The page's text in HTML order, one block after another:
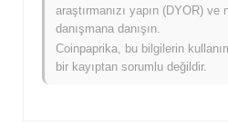
potential for the Nite Network to
blockchain projects.
Nite Network (NITE)
ve Piyasa Görüşleri
araştırmanızı yapın (DYOR) ve
danışmana danışın.
Coinpaprika, bu bilgilerin
bir kayıptan sorumlu değildir.